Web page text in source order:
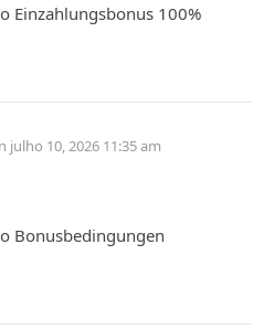
Einzahlungsbonus 100%
julho 10, 2026 11:35 am
Bonusbedingungen